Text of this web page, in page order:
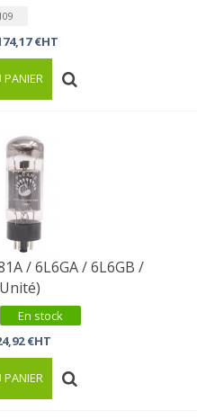
€HT
PANIER
/ 6L6GA / 6L6GB /
En stock
€HT
PANIER